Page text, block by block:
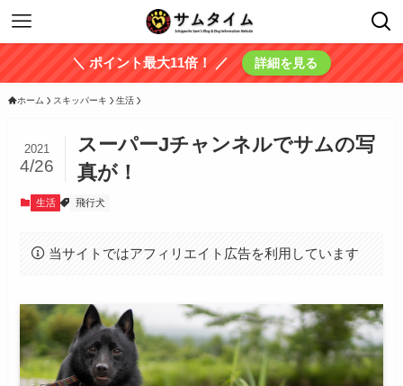
＼ ポイント最大11倍！ ／ 詳細を見る
ホーム スキッパーキ 生活
スーパーJチャンネルでサムの写
真が！
2021
4/26
生活 飛行犬
当サイトではアフィリエイト広告を利用しています